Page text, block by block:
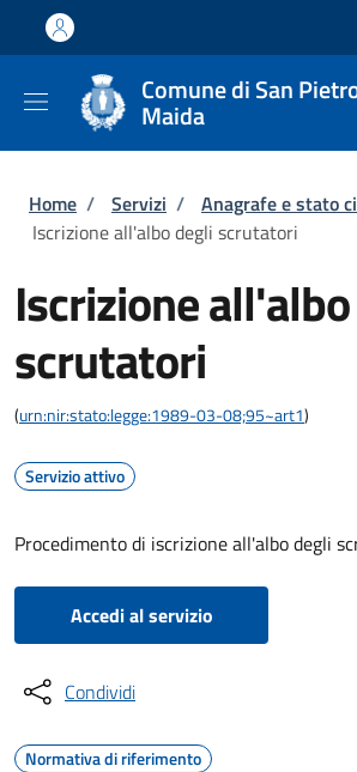
Salta al contenuto principale
Skip to footer content
Comune di San
Maida
Briciole di pane
Home / Servizi / Anagrafe e stato
Iscrizione all'albo degli scrutatori
Iscrizione
scrutatori
(urn:nir:stato:legge:1989-03-08;95~art1)
Servizio attivo
Procedimento di iscrizione all'albo degli
Accedi al servizio
Condividi
Normativa di riferimento